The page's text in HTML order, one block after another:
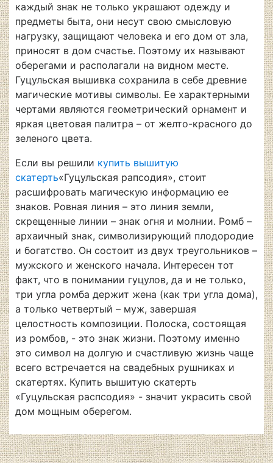
каждый знак не только украшают одежду и
предметы быта, они несут свою смысловую
нагрузку, защищают человека и его дом от зла,
приносят в дом счастье. Поэтому их называют
оберегами и располагали на видном месте.
Гуцульская вышивка сохранила в себе древние
магические мотивы символы. Ее характерными
чертами являются геометрический орнамент и
яркая цветовая палитра – от желто-красного до
зеленого цвета.
Если вы решили купить вышитую
скатерть«Гуцульская рапсодия», стоит
расшифровать магическую информацию ее
знаков. Ровная линия – это линия земли,
скрещенные линии – знак огня и молнии. Ромб –
архаичный знак, символизирующий плодородие
и богатство. Он состоит из двух треугольников –
мужского и женского начала. Интересен тот
факт, что в понимании гуцулов, да и не только,
три угла ромба держит жена (как три угла дома),
а только четвертый – муж, завершая
целостность композиции. Полоска, состоящая
из ромбов, - это знак жизни. Поэтому именно
это символ на долгую и счастливую жизнь чаще
всего встречается на свадебных рушниках и
скатертях. Купить вышитую скатерть
«Гуцульская распсодия» - значит украсить свой
дом мощным оберегом.